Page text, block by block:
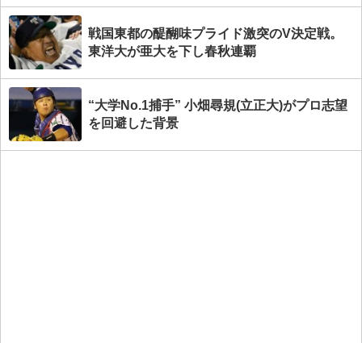
戦国東都の醍醐味プライド激突のV決定戦。
東洋大が亜大を下し春秋連覇
“大学No.1捕手” 小畑尋規(立正大)がプロ志望
を回避した背景